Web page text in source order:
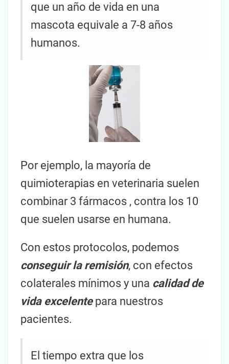
que un año de vida en una
mascota equivale a 7-8 años
humanos.
Por ejemplo, la mayoría de
quimioterapias en veterinaria suelen
combinar 3 fármacos , contra los 10
que suelen usarse en humana.
Con estos protocolos, podemos
conseguir la remisión, con efectos
colaterales mínimos y una calidad de
vida excelentepara nuestros
pacientes.
El tiempo extra que los